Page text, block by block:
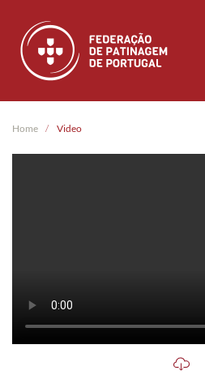
Skip to main content
Home Video